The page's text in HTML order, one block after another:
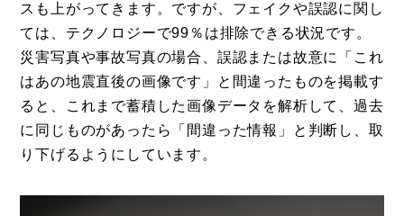
スも上がってきます。ですが、フェイクや誤認に関し
ては、テクノロジーで99％は排除できる状況です。
災害写真や事故写真の場合、誤認または故意に「これ
はあの地震直後の画像です」と間違ったものを掲載す
ると、これまで蓄積した画像データを解析して、過去
に同じものがあったら「間違った情報」と判断し、取
り下げるようにしています。